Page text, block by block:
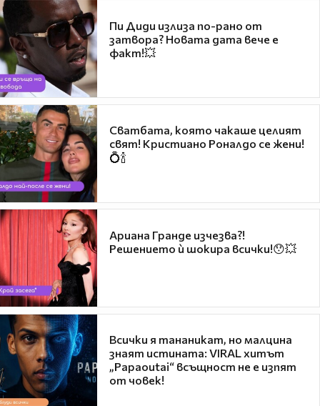
Пи Диди излиза по-рано от
затвора? Новата дата вече е
факт!💥
Сватбата, която чакаше целият
свят! Кристиано Роналдо се жени!
💍🍾
Ариана Гранде изчезва?!
Решението ѝ шокира всички!😯💥
Всички я тананикат, но малцина
знаят истината: VIRAL хитът
„Papaoutai“ всъщност не е изпят
от човек!